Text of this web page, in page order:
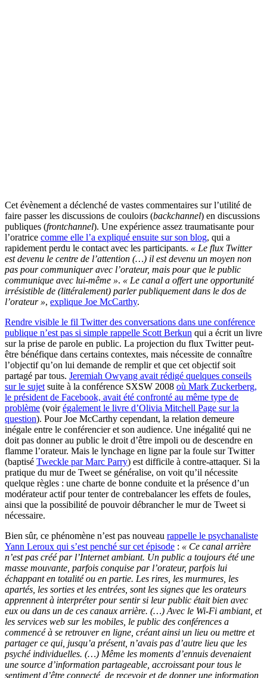
Cet évènement a déclenché de vastes commentaires sur l’utilité de
faire passer les discussions de couloirs (backchannel) en discussions
publiques (frontchannel). Une expérience assez traumatisante pour
l’oratrice comme elle l’a expliqué ensuite sur son blog, qui a
rapidement perdu le contact avec les participants. « Le flux Twitter
est devenu le centre de l’attention (…) il est devenu un moyen non
pas pour communiquer avec l’orateur, mais pour que le public
communique avec lui-même ». « Le canal a offert une opportunité
irrésistible de (littéralement) parler publiquement dans le dos de
l’orateur », explique Joe McCarthy.
Rendre visible le fil Twitter des conversations dans une conférence
publique n’est pas si simple rappelle Scott Berkun qui a écrit un livre
sur la prise de parole en public. La projection du flux Twitter peut-
être bénéfique dans certains contextes, mais nécessite de connaître
l’objectif qu’on lui demande de remplir et que cet objectif soit
partagé par tous. Jeremiah Owyang avait rédigé quelques conseils
sur le sujet suite à la conférence SXSW 2008 où Mark Zuckerberg,
le président de Facebook, avait été confronté au même type de
problème (voirégalement le livre d’Olivia Mitchell Page sur la
question). Pour Joe McCarthy cependant, la relation demeure
inégale entre le conférencier et son audience. Une inégalité qui ne
doit pas donner au public le droit d’être impoli ou de descendre en
flamme l’orateur. Mais le lynchage en ligne par la foule sur Twitter
(baptisé Tweckle par Marc Parry) est difficile à contre-attaquer. Si la
pratique du mur de Tweet se généralise, on voit qu’il nécessite
quelque règles : une charte de bonne conduite et la présence d’un
modérateur actif pour tenter de contrebalancer les effets de foules,
ainsi que la possibilité de pouvoir débrancher le mur de Tweet si
nécessaire.
Bien sûr, ce phénomène n’est pas nouveau rappelle le psychanaliste
Yann Leroux qui s’est penché sur cet épisode : « Ce canal arrière
n’est pas créé par l’Internet ambiant. Un public a toujours été une
masse mouvante, parfois conquise par l’orateur, parfois lui
échappant en totalité ou en partie. Les rires, les murmures, les
apartés, les sorties et les entrées, sont les signes que les orateurs
apprennent à interpréter pour sentir si leur public était bien avec
eux ou dans un de ces canaux arrière. (…) Avec le Wi-Fi ambiant, et
les services web sur les mobiles, le public des conférences a
commencé à se retrouver en ligne, créant ainsi un lieu ou mettre et
partager ce qui, jusqu’a présent, n’avais pas d’autre lieu que les
psyché individuelles. (…) Même les moments d’ennuis devenaient
une source d’information partageable, accroissant pour tous le
sentiment d’être connecté, de recevoir et de donner une information